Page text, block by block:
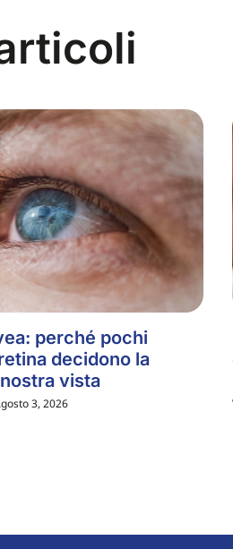
perché pochi
decidono la
vista
3, 2026